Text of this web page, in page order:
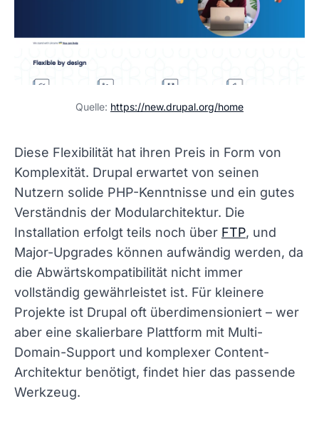
Quelle: https://new.drupal.org/home
Diese Flexibilität hat ihren Preis in Form von
Komplexität. Drupal erwartet von seinen
Nutzern solide PHP-Kenntnisse und ein gutes
Verständnis der Modularchitektur. Die
Installation erfolgt teils noch über FTP, und
Major-Upgrades können aufwändig werden, da
die Abwärtskompatibilität nicht immer
vollständig gewährleistet ist. Für kleinere
Projekte ist Drupal oft überdimensioniert – wer
aber eine skalierbare Plattform mit Multi-
Domain-Support und komplexer Content-
Architektur benötigt, findet hier das passende
Werkzeug.